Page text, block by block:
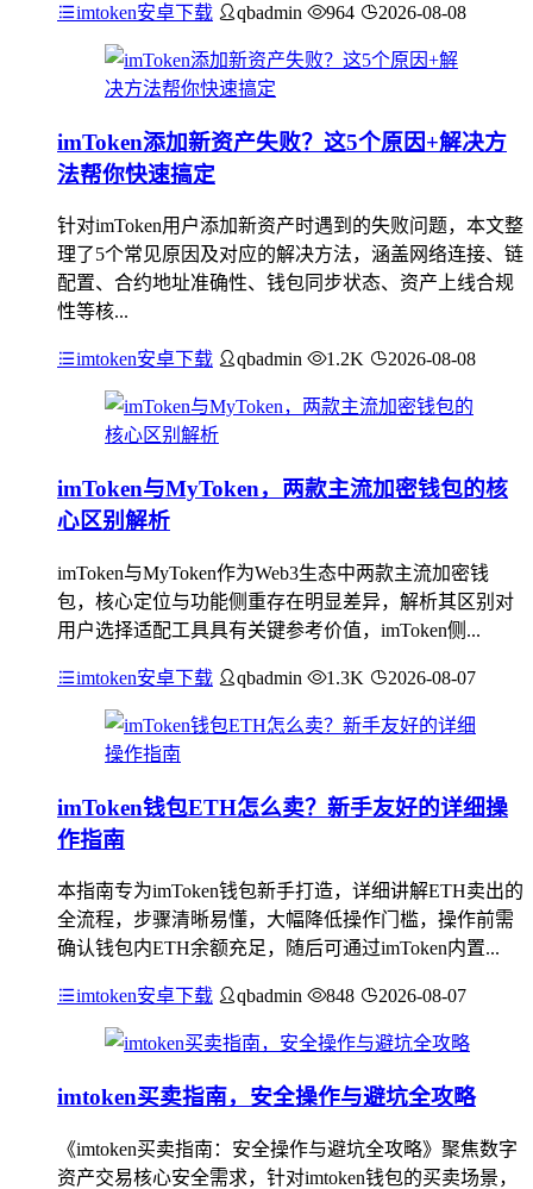
imtoken安卓下载 qbadmin 964 2026-08-08
imToken添加新资产失败？这5个原因+解决方
法帮你快速搞定
针对imToken用户添加新资产时遇到的失败问题，本文整
理了5个常见原因及对应的解决方法，涵盖网络连接、链
配置、合约地址准确性、钱包同步状态、资产上线合规
性等核...
imtoken安卓下载 qbadmin 1.2K 2026-08-08
imToken与MyToken，两款主流加密钱包的核
心区别解析
imToken与MyToken作为Web3生态中两款主流加密钱
包，核心定位与功能侧重存在明显差异，解析其区别对
用户选择适配工具具有关键参考价值，imToken侧...
imtoken安卓下载 qbadmin 1.3K 2026-08-07
imToken钱包ETH怎么卖？新手友好的详细操
作指南
本指南专为imToken钱包新手打造，详细讲解ETH卖出的
全流程，步骤清晰易懂，大幅降低操作门槛，操作前需
确认钱包内ETH余额充足，随后可通过imToken内置...
imtoken安卓下载 qbadmin 848 2026-08-07
imtoken买卖指南，安全操作与避坑全攻略
《imtoken买卖指南：安全操作与避坑全攻略》聚焦数字
资产交易核心安全需求，针对imtoken钱包的买卖场景，